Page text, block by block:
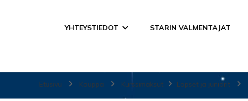
YHTEYSTIEDOT STARIN VALMENTAJAT
Etusivu Kauppa Kurssimaksut Lapset ja juniorit